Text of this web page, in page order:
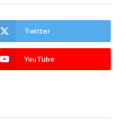
Twitter
YouTube